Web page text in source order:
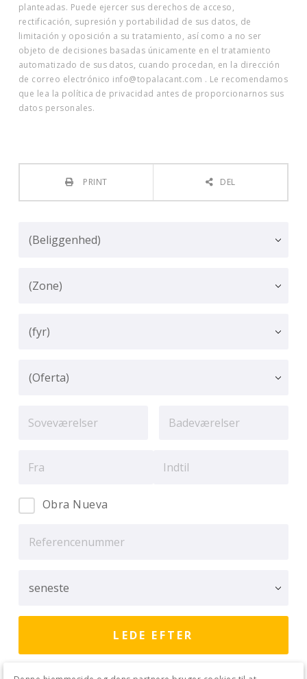
planteadas. Puede ejercer sus derechos de acceso,
rectificación, supresión y portabilidad de sus datos, de
limitación y oposición a su tratamiento, así como a no ser
objeto de decisiones basadas únicamente en el tratamiento
automatizado de sus datos, cuando procedan, en la dirección
de correo electrónico info@topalacant.com . Le recomendamos
que lea la política de privacidad antes de proporcionarnos sus
datos personales.
PRINT DEL
Obra Nueva